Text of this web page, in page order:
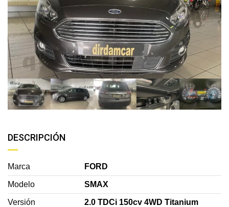
DESCRIPCIÓN
Marca FORD
Modelo SMAX
Versión
2.0 TDCi 150cv 4WD Titanium